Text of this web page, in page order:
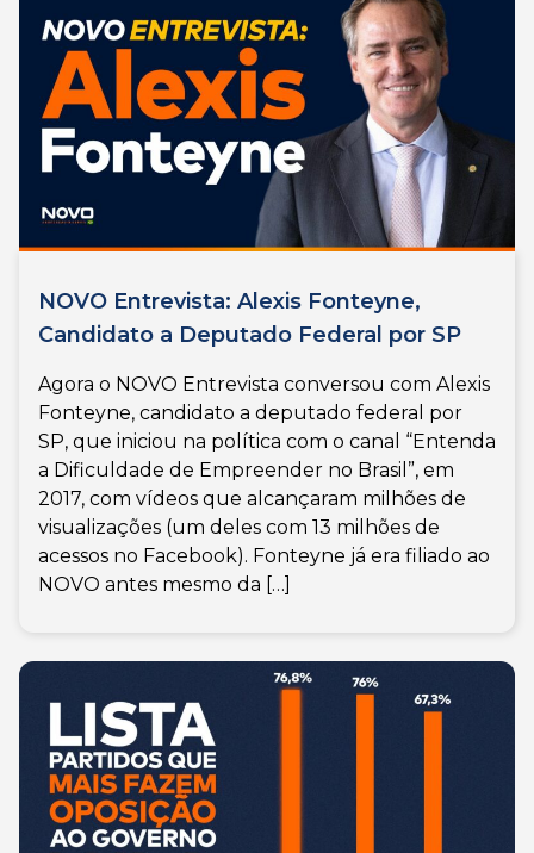
NOVO Entrevista: Alexis Fonteyne,
Candidato a Deputado Federal por SP
Agora o NOVO Entrevista conversou com Alexis
Fonteyne, candidato a deputado federal por
SP, que iniciou na política com o canal “Entenda
a Dificuldade de Empreender no Brasil”, em
2017, com vídeos que alcançaram milhões de
visualizações (um deles com 13 milhões de
acessos no Facebook). Fonteyne já era filiado ao
NOVO antes mesmo da […]